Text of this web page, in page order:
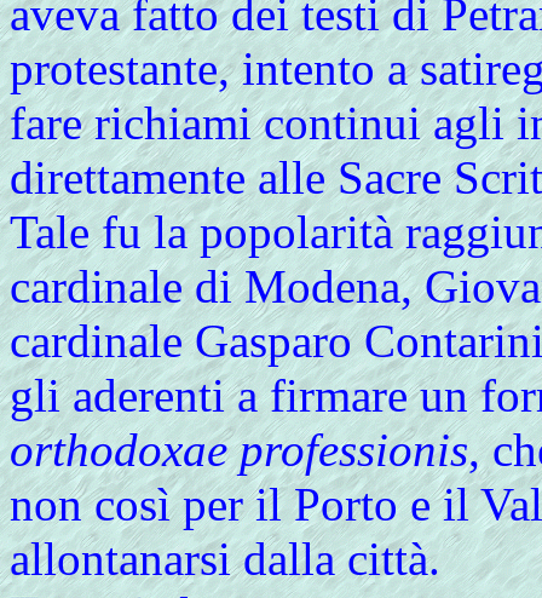
aveva fatto dei testi di
protestante, intento a
fare richiami continui agli
direttamente alle Sacre
Tale fu la popolarità
cardinale di Modena,
cardinale Gasparo
gli aderenti a firmare un
orthodoxae professionis,
non così per il Porto e il
allontanarsi dalla città.